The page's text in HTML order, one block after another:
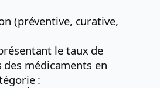
(préventive, curative,
le taux de
médicaments en
: